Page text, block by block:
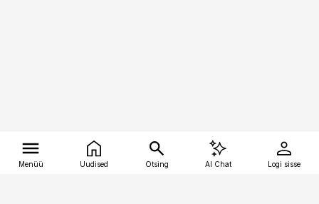
Menüü Uudised Otsing AI Chat Logi sisse